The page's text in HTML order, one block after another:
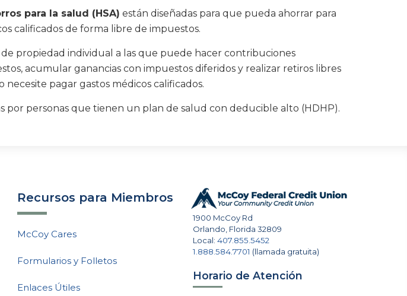
para la salud (HSA) están diseñadas para que pueda ahorrar para
calificados de forma libre de impuestos.
de propiedad individual a las que puede hacer contribuciones
acumular ganancias con impuestos diferidos y realizar retiros libres
pagar gastos médicos calificados.
por personas que tienen un plan de salud con deducible alto (HDHP).
Recursos para Miembros
McCoy Cares
Formularios y Folletos
Enlaces Útiles
1900 McCoy Rd
Orlando, Florida 32809
Local:407.855.5452
1.888.584.7701 (llamada gratuita)
Horario de Atención